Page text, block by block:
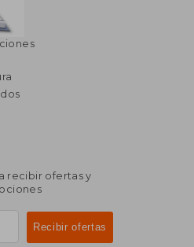
recibir ofertas y